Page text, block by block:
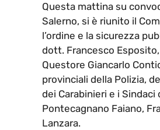
Questa mattina su
Salerno, si è riunito il
l’ordine e la sicurezza
dott. Francesco
Questore Giancarlo
provinciali della Polizia,
dei Carabinieri e i Sindaci
Pontecagnano Faiano,
Lanzara.